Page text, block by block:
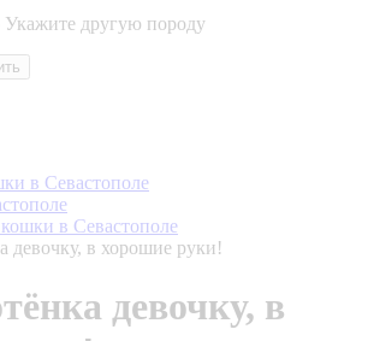
Укажите другую породу
в Севастополе
в Севастополе
девочку, в хорошие руки!
девочку, в